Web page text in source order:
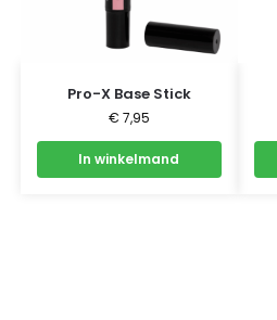
Pro-X Base Stick
€ 7,95
In winkelmand